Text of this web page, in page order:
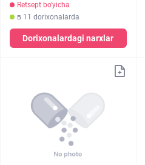
Retsept bo'yicha
в 11 dorixonalarda
Dorixonalardagi narxlar